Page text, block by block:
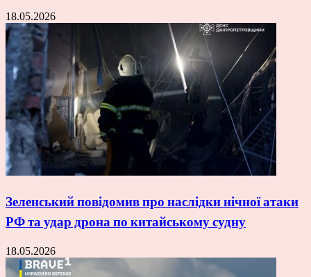
18.05.2026
Зеленський повідомив про наслідки нічної атаки
РФ та удар дрона по китайському судну
18.05.2026